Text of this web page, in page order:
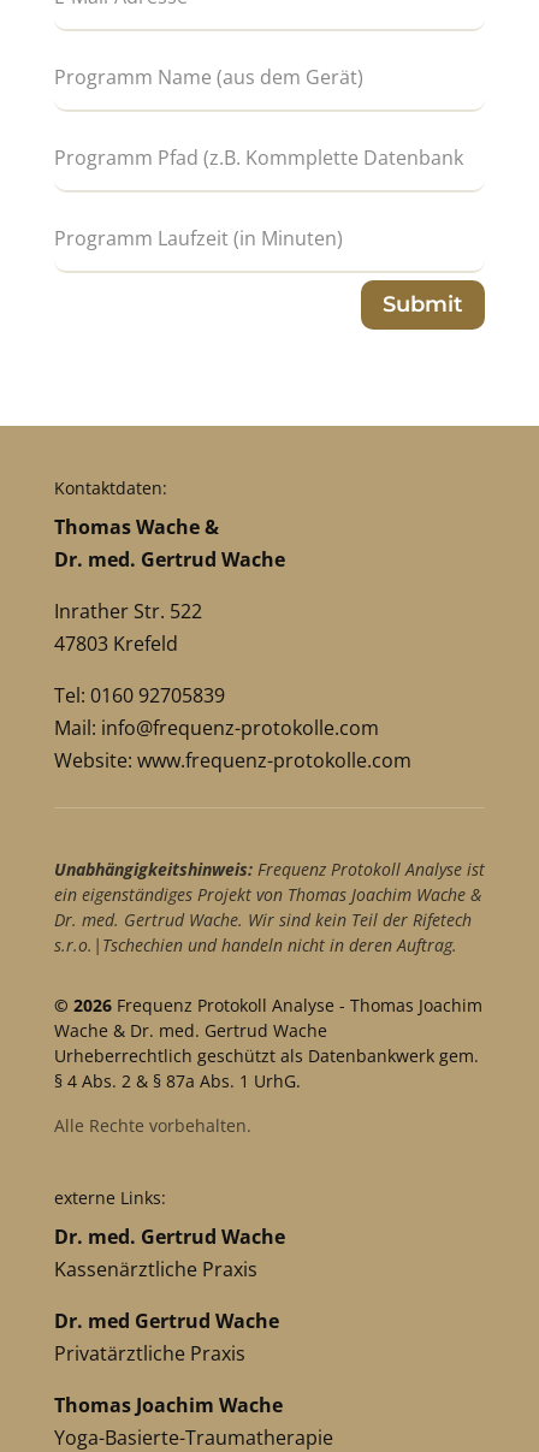
Submit
Kontaktdaten:
Thomas Wache &
Dr. med. Gertrud Wache
Inrather Str. 522
47803 Krefeld
Tel: 0160 92705839
Mail: info@frequenz-protokolle.com
Website: www.frequenz-protokolle.com
Unabhängigkeitshinweis:Frequenz Protokoll Analyse ist
ein eigenständiges Projekt von Thomas Joachim Wache &
Dr. med. Gertrud Wache. Wir sind kein Teil der Rifetech
s.r.o.|Tschechien und handeln nicht in deren Auftrag.
© 2026 Frequenz Protokoll Analyse - Thomas Joachim
Wache & Dr. med. Gertrud Wache
Urheberrechtlich geschützt als Datenbankwerk gem.
§ 4 Abs. 2 & § 87a Abs. 1 UrhG.
Alle Rechte vorbehalten.
externe Links:
Dr. med. Gertrud Wache
Kassenärztliche Praxis
Dr. med Gertrud Wache
Privatärztliche Praxis
Thomas Joachim Wache
Yoga-Basierte-Traumatherapie